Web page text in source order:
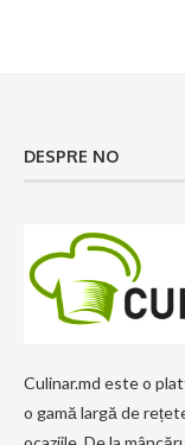
DESPRE NO
Culinar.md este o
o gamă largă de